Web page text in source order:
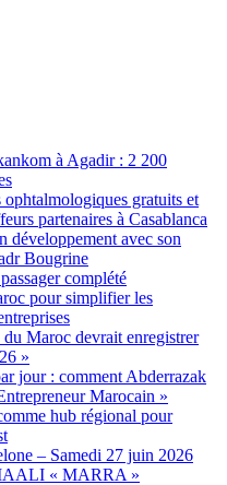
à Agadir : 2 200
gratuits et
partenaires à Casablanca
développement avec son
Bougrine
complété
pour simplifier les
Maroc devrait enregistrer
»
jour : comment Abderrazak
Marocain »
hub régional pour
– Samedi 27 juin 2026
« MARRA »